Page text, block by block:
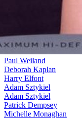
Paul Weiland
Deborah Kaplan
Harry Elfont
Adam Sztykiel
Adam Sztykiel
Patrick Dempsey
Michelle Monaghan